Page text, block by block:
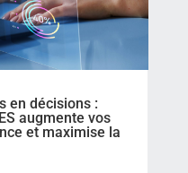
en décisions :
augmente vos
et maximise la